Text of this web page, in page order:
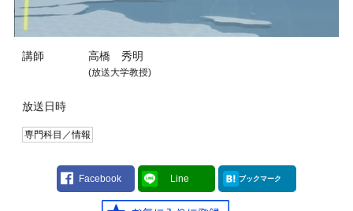
講師 高橋 秀明
(放送大学教授)
放送日時
専門科目／情報
Facebook Line ブックマーク